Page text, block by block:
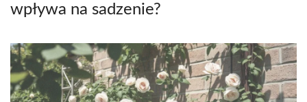
wpływa na sadzenie?